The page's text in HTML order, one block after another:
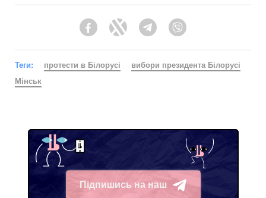
FacebookTwitter Telegram
Теги: протести в Білорусі
вибори президента Білорусі
Мінськ
Підпишись на наш
Telegram